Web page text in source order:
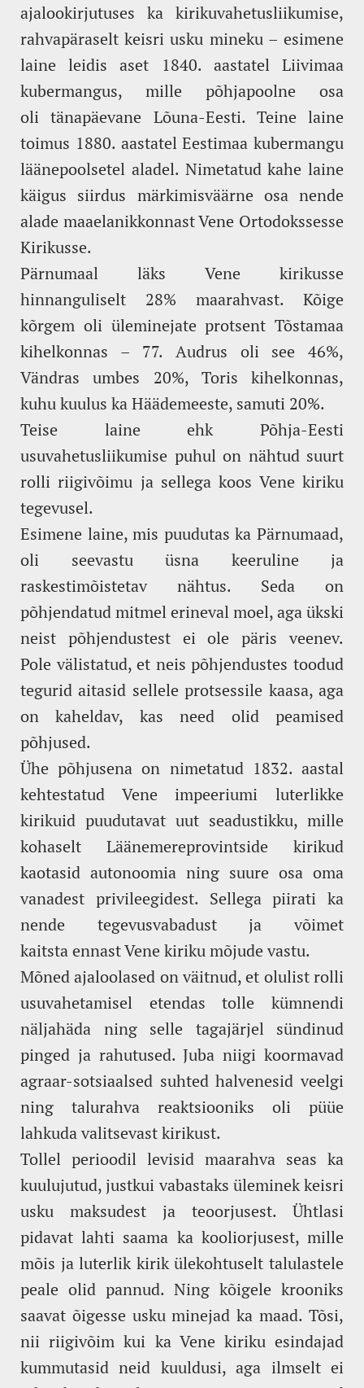
ajalookirjutuses ka kirikuvahetusliikumise,
rahvapäraselt keisri usku mineku – esimene
laine leidis aset 1840. aastatel Liivimaa
kubermangus, mille põhjapoolne osa
oli tänapäevane Lõuna-Eesti. Teine laine
toimus 1880. aastatel Eestimaa kubermangu
läänepoolsetel aladel. Nimetatud kahe laine
käigus siirdus märkimisväärne osa nende
alade maaelanikkonnast Vene Ortodokssesse
Kirikusse.
Pärnumaal läks Vene kirikusse
hinnanguliselt 28% maarahvast. Kõige
kõrgem oli üleminejate protsent Tõstamaa
kihelkonnas – 77. Audrus oli see 46%,
Vändras umbes 20%, Toris kihelkonnas,
kuhu kuulus ka Häädemeeste, samuti 20%.
Teise laine ehk Põhja-Eesti
usuvahetusliikumise puhul on nähtud suurt
rolli riigivõimu ja sellega koos Vene kiriku
tegevusel.
Esimene laine, mis puudutas ka Pärnumaad,
oli seevastu üsna keeruline ja
raskestimõistetav nähtus. Seda on
põhjendatud mitmel erineval moel, aga ükski
neist põhjendustest ei ole päris veenev.
Pole välistatud, et neis põhjendustes toodud
tegurid aitasid sellele protsessile kaasa, aga
on kaheldav, kas need olid peamised
põhjused.
Ühe põhjusena on nimetatud 1832. aastal
kehtestatud Vene impeeriumi luterlikke
kirikuid puudutavat uut seadustikku, mille
kohaselt Läänemereprovintside kirikud
kaotasid autonoomia ning suure osa oma
vanadest privileegidest. Sellega piirati ka
nende tegevusvabadust ja võimet
kaitsta ennast Vene kiriku mõjude vastu.
Mõned ajaloolased on väitnud, et olulist rolli
usuvahetamisel etendas tolle kümnendi
näljahäda ning selle tagajärjel sündinud
pinged ja rahutused. Juba niigi koormavad
agraar-sotsiaalsed suhted halvenesid veelgi
ning talurahva reaktsiooniks oli püüe
lahkuda valitsevast kirikust.
Tollel perioodil levisid maarahva seas ka
kuulujutud, justkui vabastaks üleminek keisri
usku maksudest ja teoorjusest. Ühtlasi
pidavat lahti saama ka kooliorjusest, mille
mõis ja luterlik kirik ülekohtuselt talulastele
peale olid pannud. Ning kõigele krooniks
saavat õigesse usku minejad ka maad. Tõsi,
nii riigivõim kui ka Vene kiriku esindajad
kummutasid neid kuuldusi, aga ilmselt ei